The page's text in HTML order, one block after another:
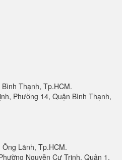
Thạnh, Tp.HCM.
Phường 14, Quận Bình Thạnh,
Lãnh, Tp.HCM.
Nguyễn Cư Trinh, Quận 1,